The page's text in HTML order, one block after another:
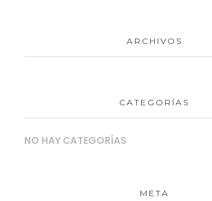
ARCHIVOS
CATEGORÍAS
NO HAY CATEGORÍAS
META